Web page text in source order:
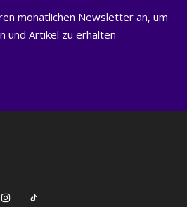
monatlichen Newsletter an, um
und Artikel zu erhalten